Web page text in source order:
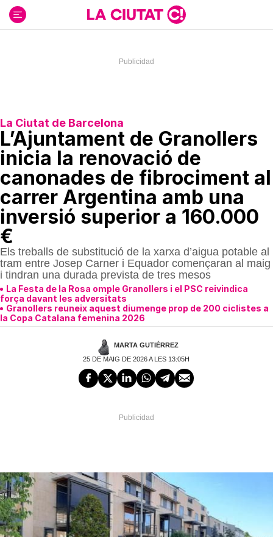
contenido
La Ciutat de Barcelona
L’Ajuntament de Granollers
inicia la renovació de
canonades de fibrociment al
carrer Argentina amb una
inversió superior a 160.000
€
Els treballs de substitució de la xarxa d’aigua potable al
tram entre Josep Carner i Equador començaran al maig
i tindran una durada prevista de tres mesos
La Festa de la Rosa omple Granollers i el PSC reivindica
força davant les adversitats
Granollers reuneix aquest diumenge prop de 200 ciclistes a
la Copa Catalana femenina 2026
MARTA GUTIÉRREZ
25 DE MAIG DE 2026 A LES 13:05H